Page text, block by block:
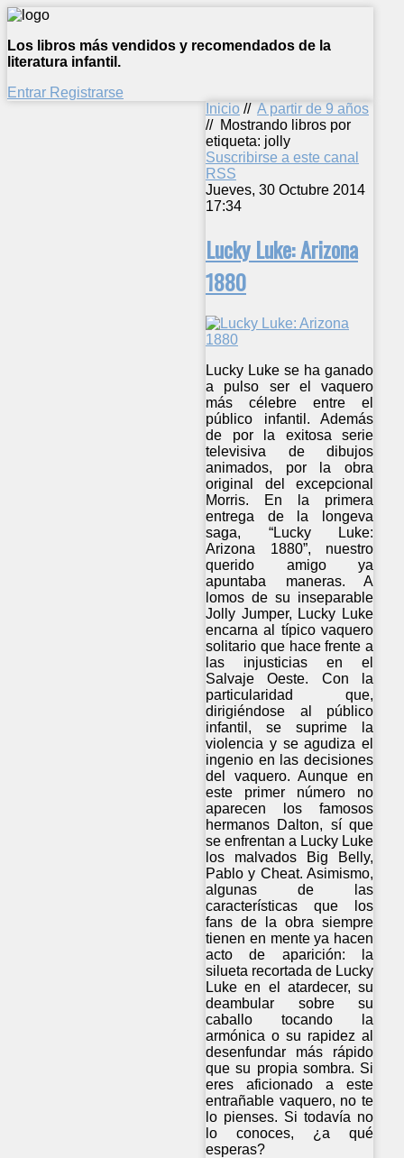
Los libros más vendidos y recomendados de la
literatura infantil.
Entrar Registrarse
Inicio // A partir de 9 años
// Mostrando libros por
etiqueta: jolly
Suscribirse a este canal
RSS
Jueves, 30 Octubre 2014
17:34
Lucky Luke: Arizona
1880
Lucky Luke se ha ganado
a pulso ser el vaquero
más célebre entre el
público infantil. Además
de por la exitosa serie
televisiva de dibujos
animados, por la obra
original del excepcional
Morris. En la primera
entrega de la longeva
saga, “Lucky Luke:
Arizona 1880”, nuestro
querido amigo ya
apuntaba maneras. A
lomos de su inseparable
Jolly Jumper, Lucky Luke
encarna al típico vaquero
solitario que hace frente a
las injusticias en el
Salvaje Oeste. Con la
particularidad que,
dirigiéndose al público
infantil, se suprime la
violencia y se agudiza el
ingenio en las decisiones
del vaquero. Aunque en
este primer número no
aparecen los famosos
hermanos Dalton, sí que
se enfrentan a Lucky Luke
los malvados Big Belly,
Pablo y Cheat. Asimismo,
algunas de las
características que los
fans de la obra siempre
tienen en mente ya hacen
acto de aparición: la
silueta recortada de Lucky
Luke en el atardecer, su
deambular sobre su
caballo tocando la
armónica o su rapidez al
desenfundar más rápido
que su propia sombra. Si
eres aficionado a este
entrañable vaquero, no te
lo pienses. Si todavía no
lo conoces, ¿a qué
esperas?